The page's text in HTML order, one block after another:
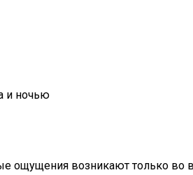
и ночью
ощущения возникают только во